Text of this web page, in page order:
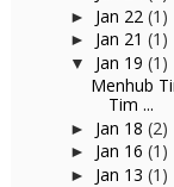
► Jan 22 (1)
► Jan 21 (1)
▼ Jan 19 (1)
Menhub
Tim ...
► Jan 18 (2)
► Jan 16 (1)
► Jan 13 (1)